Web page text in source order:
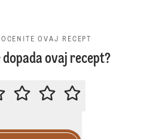
OVAJ RECEPT
dopada ovaj recept?
MOLIMO DA OCENITE OVAJ